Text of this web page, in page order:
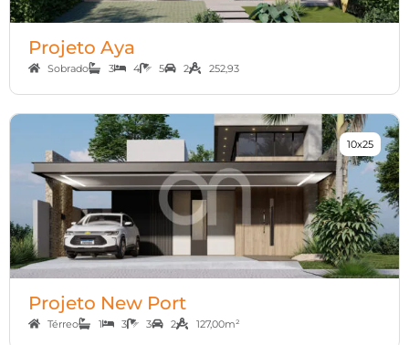
Projeto Aya
Sobrado 3 4 5 2 252,93
10x25
Projeto New Port
Térreo 1 3 3 2 127,00m²